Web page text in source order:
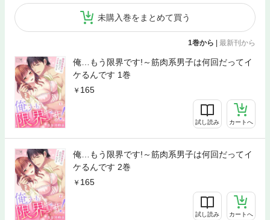
未購入巻をまとめて買う
1巻から | 最新刊から
俺…もう限界です!～筋肉系男子は何回だってイ
ケるんです 1巻
165
試し読み カートへ
俺…もう限界です!～筋肉系男子は何回だってイ
ケるんです 2巻
165
試し読み カートへ